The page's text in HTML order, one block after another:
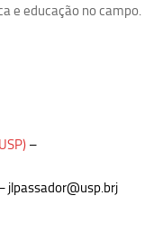
e educação no campo.
–
jlpassador@usp.brj